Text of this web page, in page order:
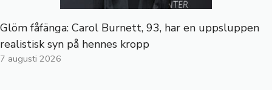
Glöm fåfänga: Carol Burnett, 93, har en uppsluppen
realistisk syn på hennes kropp
7 augusti 2026